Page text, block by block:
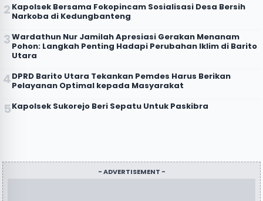
Kapolsek Bersama Fokopincam Sosialisasi Desa Bersih
Narkoba di Kedungbanteng
Wardathun Nur Jamilah Apresiasi Gerakan Menanam
Pohon: Langkah Penting Hadapi Perubahan Iklim di Barito
Utara
DPRD Barito Utara Tekankan Pemdes Harus Berikan
Pelayanan Optimal kepada Masyarakat
Kapolsek Sukorejo Beri Sepatu Untuk Paskibra
- ADVERTISEMENT -